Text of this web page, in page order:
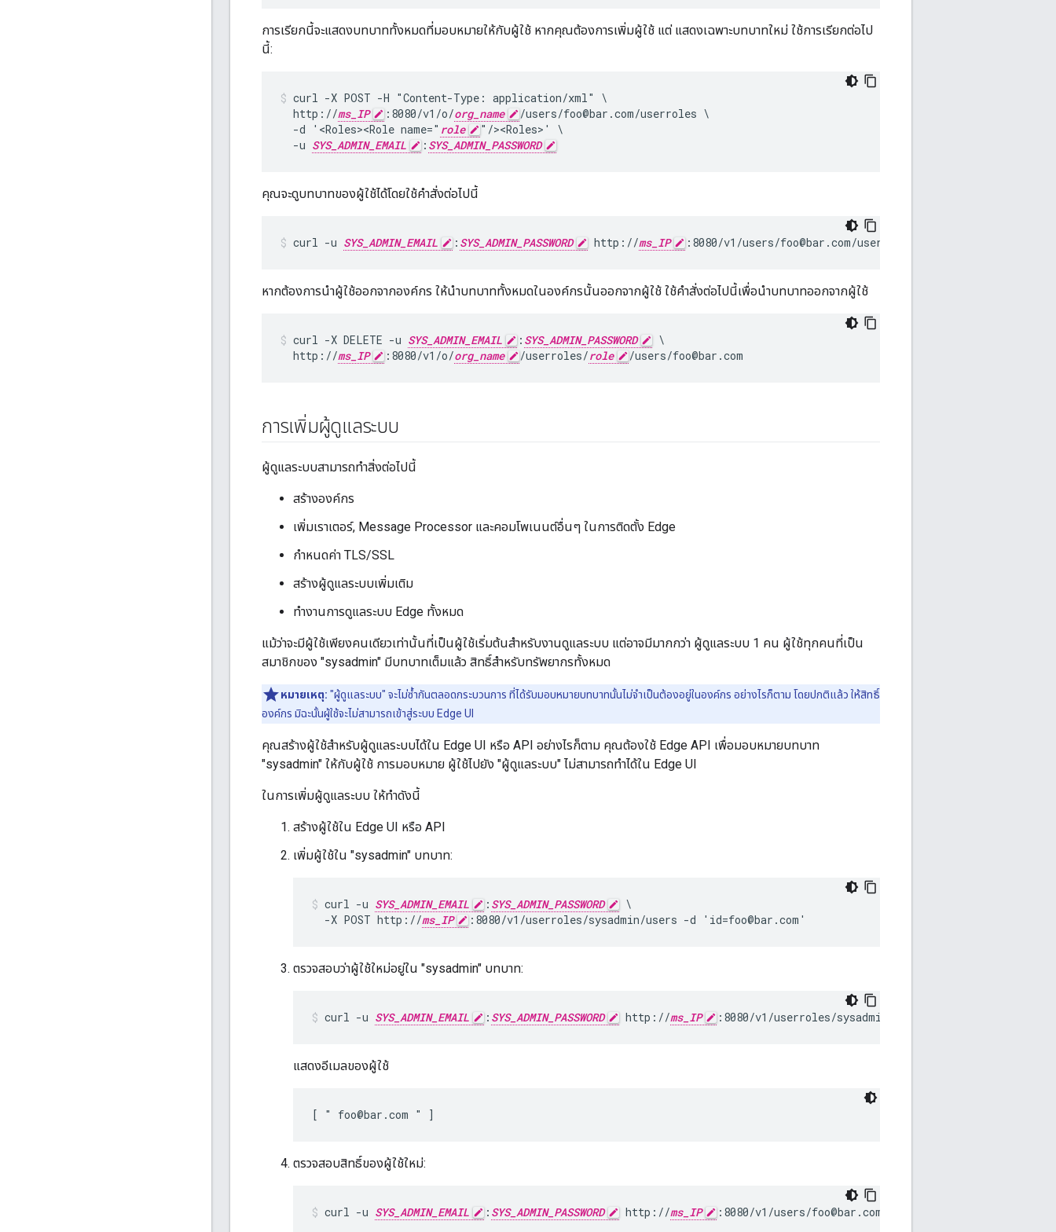
การเรียกนี้จะแสดงบทบาททั้งหมดที่มอบหมายให้กับผู้ใช้ หากคุณต้องการเพิ่มผู้ใช้ แต่ แสดงเฉพาะบทบาทใหม่ ใช้การเรียกต่อไป
นี้:
curl -X POST -H "Content-Type: application/xml" \
  http://
ms_IP :8080/v1/o/org_name
/users/foo@bar.com/userroles \
  -d '<Roles><Role name="
role
"/><Roles>' \
  -u
SYS_ADMIN_EMAIL : SYS_ADMIN_PASSWORD
คุณจะดูบทบาทของผู้ใช้ได้โดยใช้คำสั่งต่อไปนี้
curl -u SYS_ADMIN_EMAIL : SYS_ADMIN_PASSWORD http://ms_IP :8080/v1/users/foo@bar.com/userroles
หากต้องการนำผู้ใช้ออกจากองค์กร ให้นำบทบาททั้งหมดในองค์กรนั้นออกจากผู้ใช้ ใช้คำสั่งต่อไปนี้เพื่อนำบทบาทออกจากผู้ใช้
curl -X DELETE -u SYS_ADMIN_EMAIL : SYS_ADMIN_PASSWORD
\
  http://
ms_IP :8080/v1/o/org_name /userroles/role /users/foo@bar.com
การเพิ่มผู้ดูแลระบบ
ผู้ดูแลระบบสามารถทำสิ่งต่อไปนี้
สร้างองค์กร
เพิ่มเราเตอร์, Message Processor และคอมโพเนนต์อื่นๆ ในการติดตั้ง Edge
กำหนดค่า TLS/SSL
สร้างผู้ดูแลระบบเพิ่มเติม
ทำงานการดูแลระบบ Edge ทั้งหมด
แม้ว่าจะมีผู้ใช้เพียงคนเดียวเท่านั้นที่เป็นผู้ใช้เริ่มต้นสำหรับงานดูแลระบบ แต่อาจมีมากกว่า ผู้ดูแลระบบ 1 คน ผู้ใช้ทุกคนที่เป็น
สมาชิกของ "sysadmin" มีบทบาทเต็มแล้ว สิทธิ์สำหรับทรัพยากรทั้งหมด
หมายเหตุ: "ผู้ดูแลระบบ" จะไม่ซ้ำกันตลอดกระบวนการ ที่ได้รับมอบหมายบทบาทนั้นไม่จำเป็นต้องอยู่ในองค์กร อย่างไรก็ตาม โดยปกติแล้ว ให้สิทธิ์
องค์กร มิฉะนั้นผู้ใช้จะไม่สามารถเข้าสู่ระบบ Edge UI
คุณสร้างผู้ใช้สำหรับผู้ดูแลระบบได้ใน Edge UI หรือ API อย่างไรก็ตาม คุณต้องใช้ Edge API เพื่อมอบหมายบทบาท
"sysadmin" ให้กับผู้ใช้ การมอบหมาย ผู้ใช้ไปยัง "ผู้ดูแลระบบ" ไม่สามารถทำได้ใน Edge UI
ในการเพิ่มผู้ดูแลระบบ ให้ทำดังนี้
สร้างผู้ใช้ใน Edge UI หรือ API
เพิ่มผู้ใช้ใน "sysadmin" บทบาท:
curl -u SYS_ADMIN_EMAIL : SYS_ADMIN_PASSWORD
\
  -X POST http://
ms_IP :8080/v1/userroles/sysadmin/users -d 'id=foo@bar.com'
ตรวจสอบว่าผู้ใช้ใหม่อยู่ใน "sysadmin" บทบาท:
curl -u SYS_ADMIN_EMAIL : SYS_ADMIN_PASSWORD http://ms_IP :8080/v1/userroles/sysadmin/users
แสดงอีเมลของผู้ใช้
[ " foo@bar.com " ]
ตรวจสอบสิทธิ์ของผู้ใช้ใหม่:
curl -u SYS_ADMIN_EMAIL : SYS_ADMIN_PASSWORD http://ms_IP :8080/v1/users/foo@bar.com/permissions